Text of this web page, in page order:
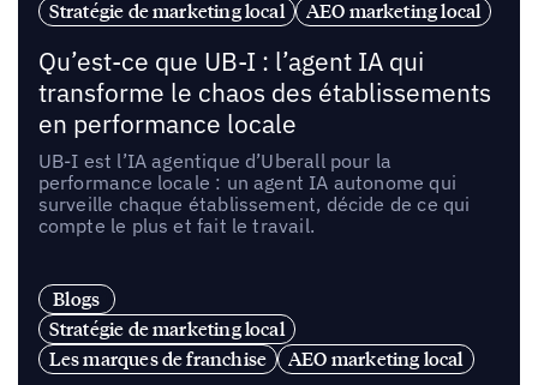
Stratégie de marketing local
AEO marketing local
Qu’est-ce que UB-I : l’agent IA qui
transforme le chaos des établissements
en performance locale
UB-I est l’IA agentique d’Uberall pour la
performance locale : un agent IA autonome qui
surveille chaque établissement, décide de ce qui
compte le plus et fait le travail.
Blogs
Stratégie de marketing local
Les marques de franchise
AEO marketing local